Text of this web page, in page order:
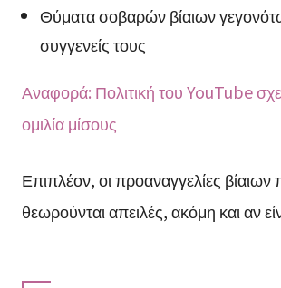
Θύματα σοβαρών βίαιων
συγγενείς τους
Αναφορά: Πολιτική του YouTube
ομιλία μίσους
Επιπλέον, οι προαναγγελίες
θεωρούνται απειλές, ακόμη και αν